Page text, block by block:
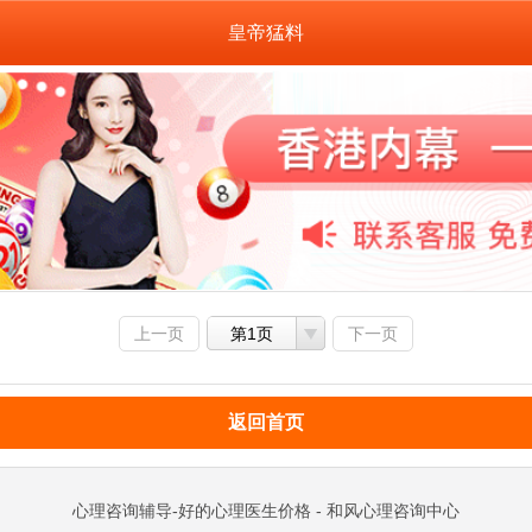
皇帝猛料
上一页 第1页 下一页
返回首页
心理咨询辅导-好的心理医生价格 - 和风心理咨询中心